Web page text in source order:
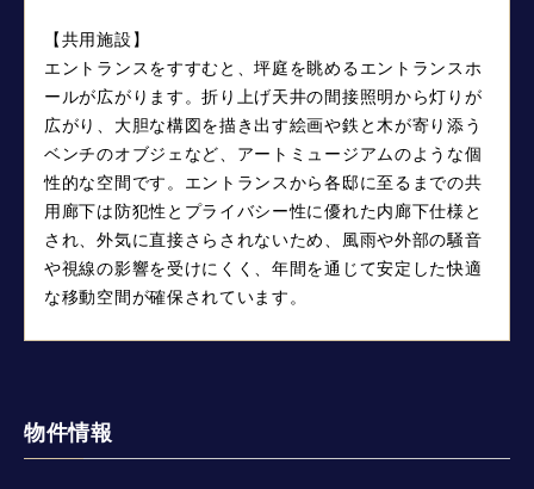
【共用施設】
エントランスをすすむと、坪庭を眺めるエントランスホ
ールが広がります。折り上げ天井の間接照明から灯りが
広がり、大胆な構図を描き出す絵画や鉄と木が寄り添う
ベンチのオブジェなど、アートミュージアムのような個
性的な空間です。エントランスから各邸に至るまでの共
用廊下は防犯性とプライバシー性に優れた内廊下仕様と
され、外気に直接さらされないため、風雨や外部の騒音
や視線の影響を受けにくく、年間を通じて安定した快適
な移動空間が確保されています。
物件情報